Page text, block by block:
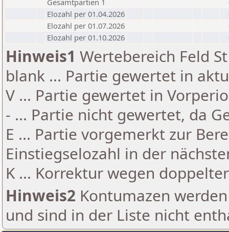
Gesamtpartien 1
Elozahl per 01.04.2026
Elozahl per 01.07.2026
Elozahl per 01.10.2026
Hinweis1 Wertebereich Feld
blank ... Partie gewertet in
V ... Partie gewertet in
- ... Partie nicht gewertet, da
E ... Partie vorgemerkt zur
Einstiegselozahl in der
K ... Korrektur wegen
Hinweis2 Kontumazen
und sind in der Liste nicht